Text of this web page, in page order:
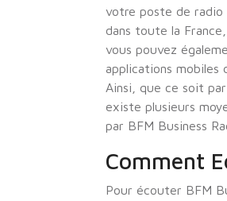
votre poste de radio
dans toute la
vous pouvez
applications
Ainsi, que ce soit
existe plusieurs
par BFM Business
Comment
Pour écouter BFM